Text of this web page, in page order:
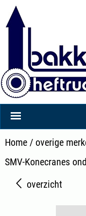
Home / overige
SMV-Konecranes
overzicht